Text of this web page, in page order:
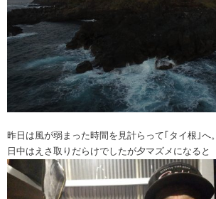
昨日は風が弱まった時間を見計らって｢タイ根｣へ。
日中はえさ取りだらけでしたが夕マズメになると